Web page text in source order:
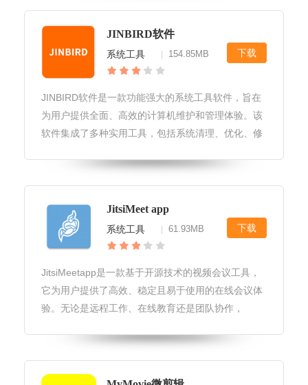
闭：软件提供了一键式的快速启
JINBIRD软件
系统工具 154.85MB 下载
JINBIRD软件是一款功能强大的系统工具软件，旨在
为用户提供全面、高效的计算机维护和管理体验。该
软件集成了多种实用工具，包括系统清理、优化、修
过程中的各种问题。JINBIRD软件软件特色1.全面优
化：JINBIR
JitsiMeet app
系统工具 61.93MB 下载
JitsiMeetapp是一款基于开源技术的视频会议工具，
它为用户提供了高效、稳定且易于使用的在线会议体
验。无论是远程工作、在线教育还是团队协作，
JitsiMeetapp软件更新1.持续优化用户体验，修复